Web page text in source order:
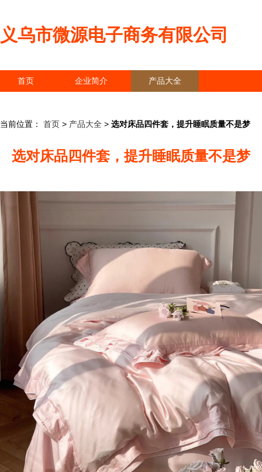
义乌市微源电子商务有限公司
首页 企业简介 产品大全
当前位置： 首页 > 产品大全 > 选对床品四件套，提升睡眠质量不是梦
选对床品四件套，提升睡眠质量不是梦